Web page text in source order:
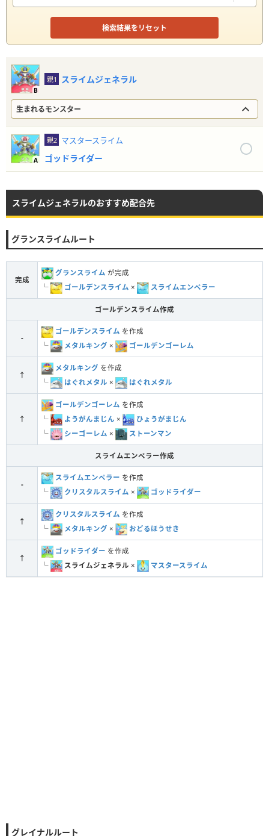
検索結果をリセット
B
親1 スライムジェネラル
生まれるモンスター
A
親2 マスタースライム
ゴッドライダー
スライムジェネラルのおすすめ配合先
グランスライムルート
完成
グランスライム が完成
└
ゴールデンスライム × スライムエンペラー
ゴールデンスライム作成
-
ゴールデンスライム を作成
└
メタルキング × ゴールデンゴーレム
↑
メタルキング を作成
└
はぐれメタル × はぐれメタル
↑
ゴールデンゴーレム を作成
└
ようがんまじん ×
ひょうがまじん
└
シーゴーレム × ストーンマン
スライムエンペラー作成
-
スライムエンペラー を作成
└
クリスタルスライム × ゴッドライダー
↑
クリスタルスライム を作成
└
メタルキング × おどるほうせき
↑
ゴッドライダー を作成
└
スライムジェネラル × マスタースライム
グレイナルルート